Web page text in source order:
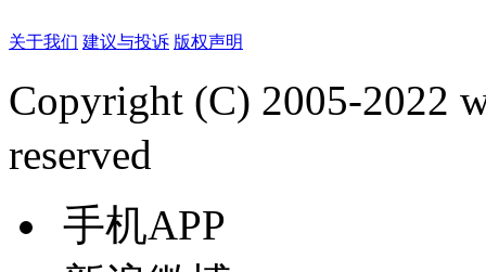
关于我们 建议与投诉 版权声明
Copyright (C) 2005-2022
reserved
手机APP